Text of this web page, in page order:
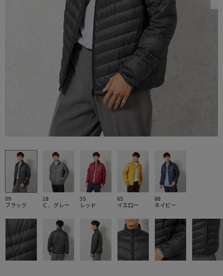
09
ブラック
18
Ｃ．グレー
35
レッド
65
イエロー
88
ネイビー